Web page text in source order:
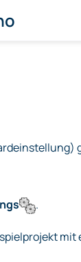
.